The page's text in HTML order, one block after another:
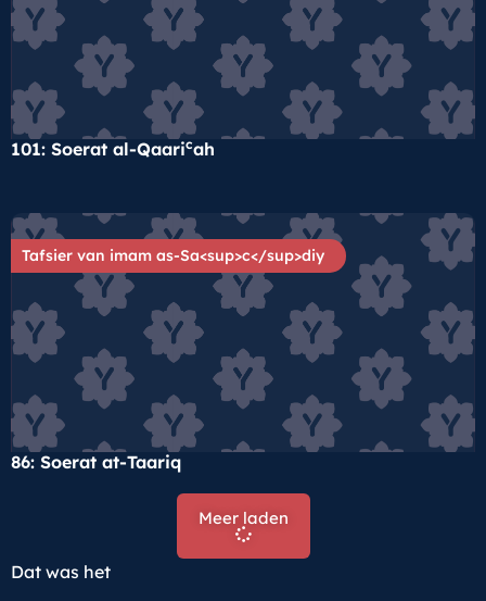
101: Soerat al-Qaaricah
Tafsier van imam as-Sa<sup>c</sup>diy
86: Soerat at-Taariq
Meer laden
Dat was het